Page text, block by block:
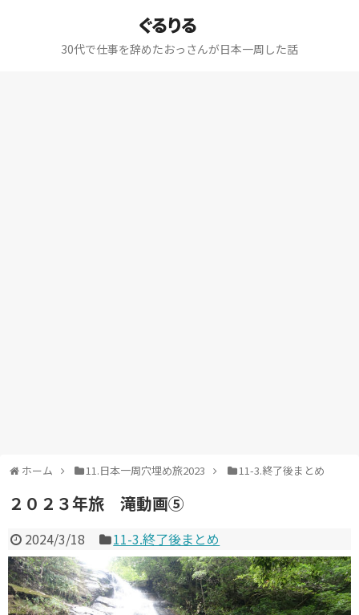
ぐるりる
30代で仕事を辞めたおっさんが日本一周した話
ホーム 11.日本一周穴埋め旅2023 11-3.終了後まとめ
２０２３年旅 滝動画⑤
2024/3/18 11-3.終了後まとめ